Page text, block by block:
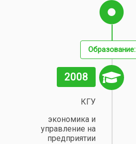
Образование:
2008
КГУ
экономика и
управление на
предприятии